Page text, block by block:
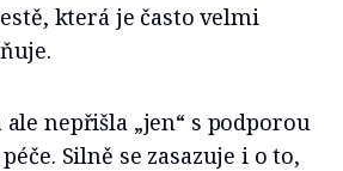
která je často velmi
nepřišla „jen“ s podporou
Silně se zasazuje i o to,